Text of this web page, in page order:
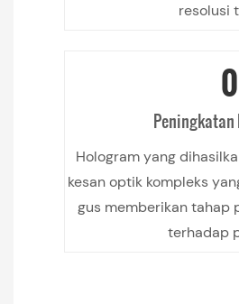
resolusi
Hologram yang
kesan optik kompleks
gus memberikan tahap
terhadap